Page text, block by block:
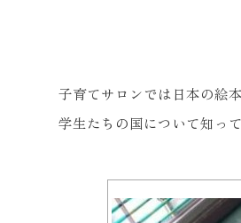
子育てサロンでは日本の絵
学生たちの国について知っ